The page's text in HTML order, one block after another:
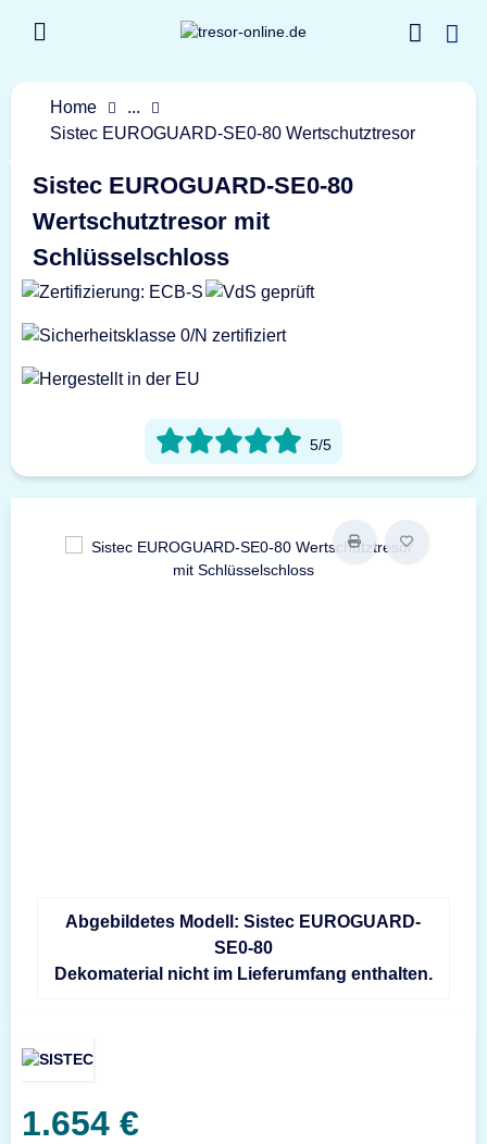
Home
...
Sistec EUROGUARD-SE0-80 Wertschutztresor
Sistec EUROGUARD-SE0-80
Wertschutztresor mit
Schlüsselschloss
5/5
Abgebildetes Modell: Sistec EUROGUARD-
SE0-80
Dekomaterial nicht im Lieferumfang enthalten.
1.654 €